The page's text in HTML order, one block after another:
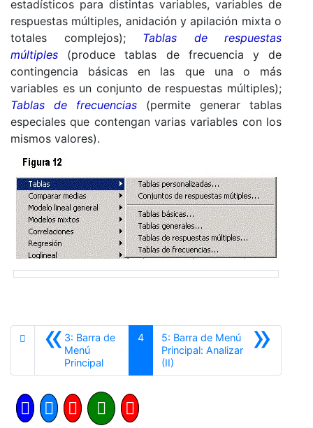
estadísticos para distintas variables, variables de
respuestas múltiples, anidación y apilación mixta o
totales complejos); Tablas de respuestas
múltiples (produce tablas de frecuencia y de
contingencia básicas en las que una o más
variables es un conjunto de respuestas múltiples);
Tablas de frecuencias (permite generar tablas
especiales que contengan varias variables con los
mismos valores).
«3: Barra de
Menú
PrincipalAnterior
4 »
5: Barra de Menú
Principal: Analizar
(II)